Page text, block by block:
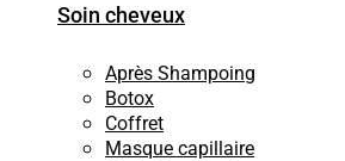
Soin cheveux
Après Shampoing
Botox
Coffret
Masque capillaire